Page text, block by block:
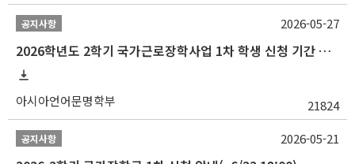
공지사항
2026학년도 2학기 국가근로장학사업 1차 학생 신청 기간 안내
아시아언어문명학부 21824
2026-05-27
공지사항 2026-05-21